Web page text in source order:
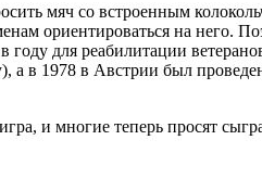
мяч со встроенным
ориентироваться на него.
году для реабилитации
а в 1978 в Австрии был
и многие теперь просят